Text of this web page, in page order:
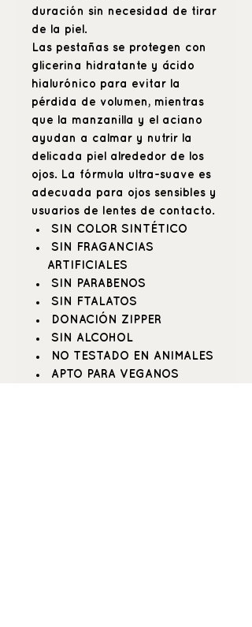
duración sin necesidad de tirar
de la piel.
Las pestañas se protegen con
glicerina hidratante y ácido
hialurónico para evitar la
pérdida de volumen, mientras
que la manzanilla y el aciano
ayudan a calmar y nutrir la
delicada piel alrededor de los
ojos. La fórmula ultra-suave es
adecuada para ojos sensibles y
usuarios de lentes de contacto.
SIN COLOR SINTÉTICO
SIN FRAGANCIAS
ARTIFICIALES
SIN PARABENOS
SIN FTALATOS
DONACIÓN ZIPPER
SIN ALCOHOL
NO TESTADO EN ANIMALES
APTO PARA VEGANOS